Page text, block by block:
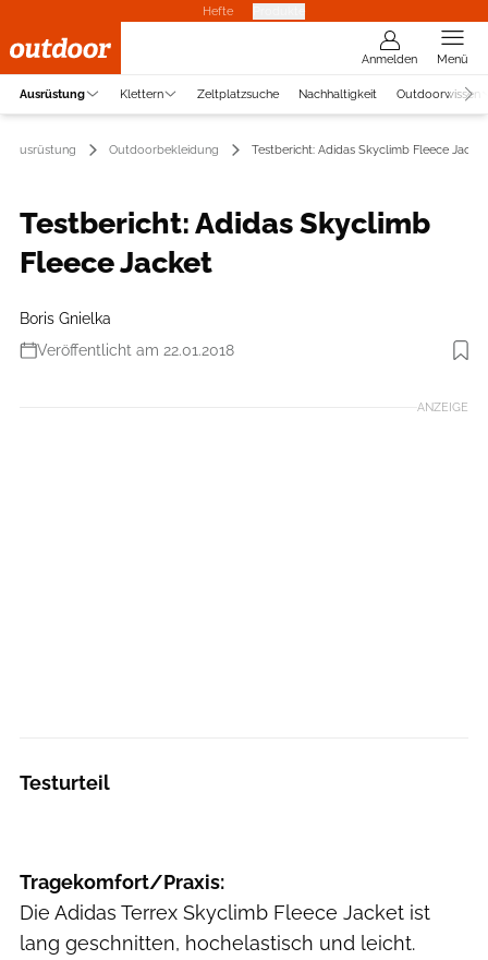
Hefte
Anmelden Menü
Ausrüstung Klettern Zeltplatzsuche Nachhaltigkeit Outdoorwissen
Ausrüstung Outdoorbekleidung Testbericht: Adidas Skyclimb Fleece Jacket
Testbericht: Adidas Skyclimb
Fleece Jacket
Boris Gnielka
Veröffentlicht am 22.01.2018
Foto: Adidas
ANZEIGE
Testurteil
Tragekomfort/Praxis:
Die Adidas Terrex Skyclimb Fleece Jacket ist
lang geschnitten, hochelastisch und leicht.